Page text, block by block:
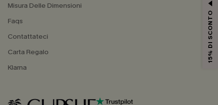
Misura Delle Dimensioni
Faqs
Contattateci
Carta Regalo
Klarna
15% DI SCONTO